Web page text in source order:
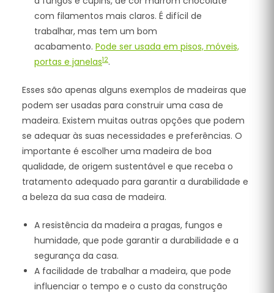
com filamentos mais claros. É difícil de
trabalhar, mas tem um bom
acabamento. Pode ser usada em pisos, móveis,
portas e janelas12.
Esses são apenas alguns exemplos de madeiras que
podem ser usadas para construir uma casa de
madeira. Existem muitas outras opções que podem
se adequar às suas necessidades e preferências. O
importante é escolher uma madeira de boa
qualidade, de origem sustentável e que receba o
tratamento adequado para garantir a durabilidade e
a beleza da sua casa de madeira.
A resistência da madeira a pragas, fungos e
humidade, que pode garantir a durabilidade e a
segurança da casa.
A facilidade de trabalhar a madeira, que pode
influenciar o tempo e o custo da construção